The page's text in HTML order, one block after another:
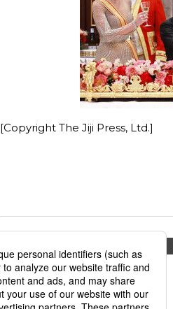
[Copyright The Jiji Press, Ltd.]
Noticias